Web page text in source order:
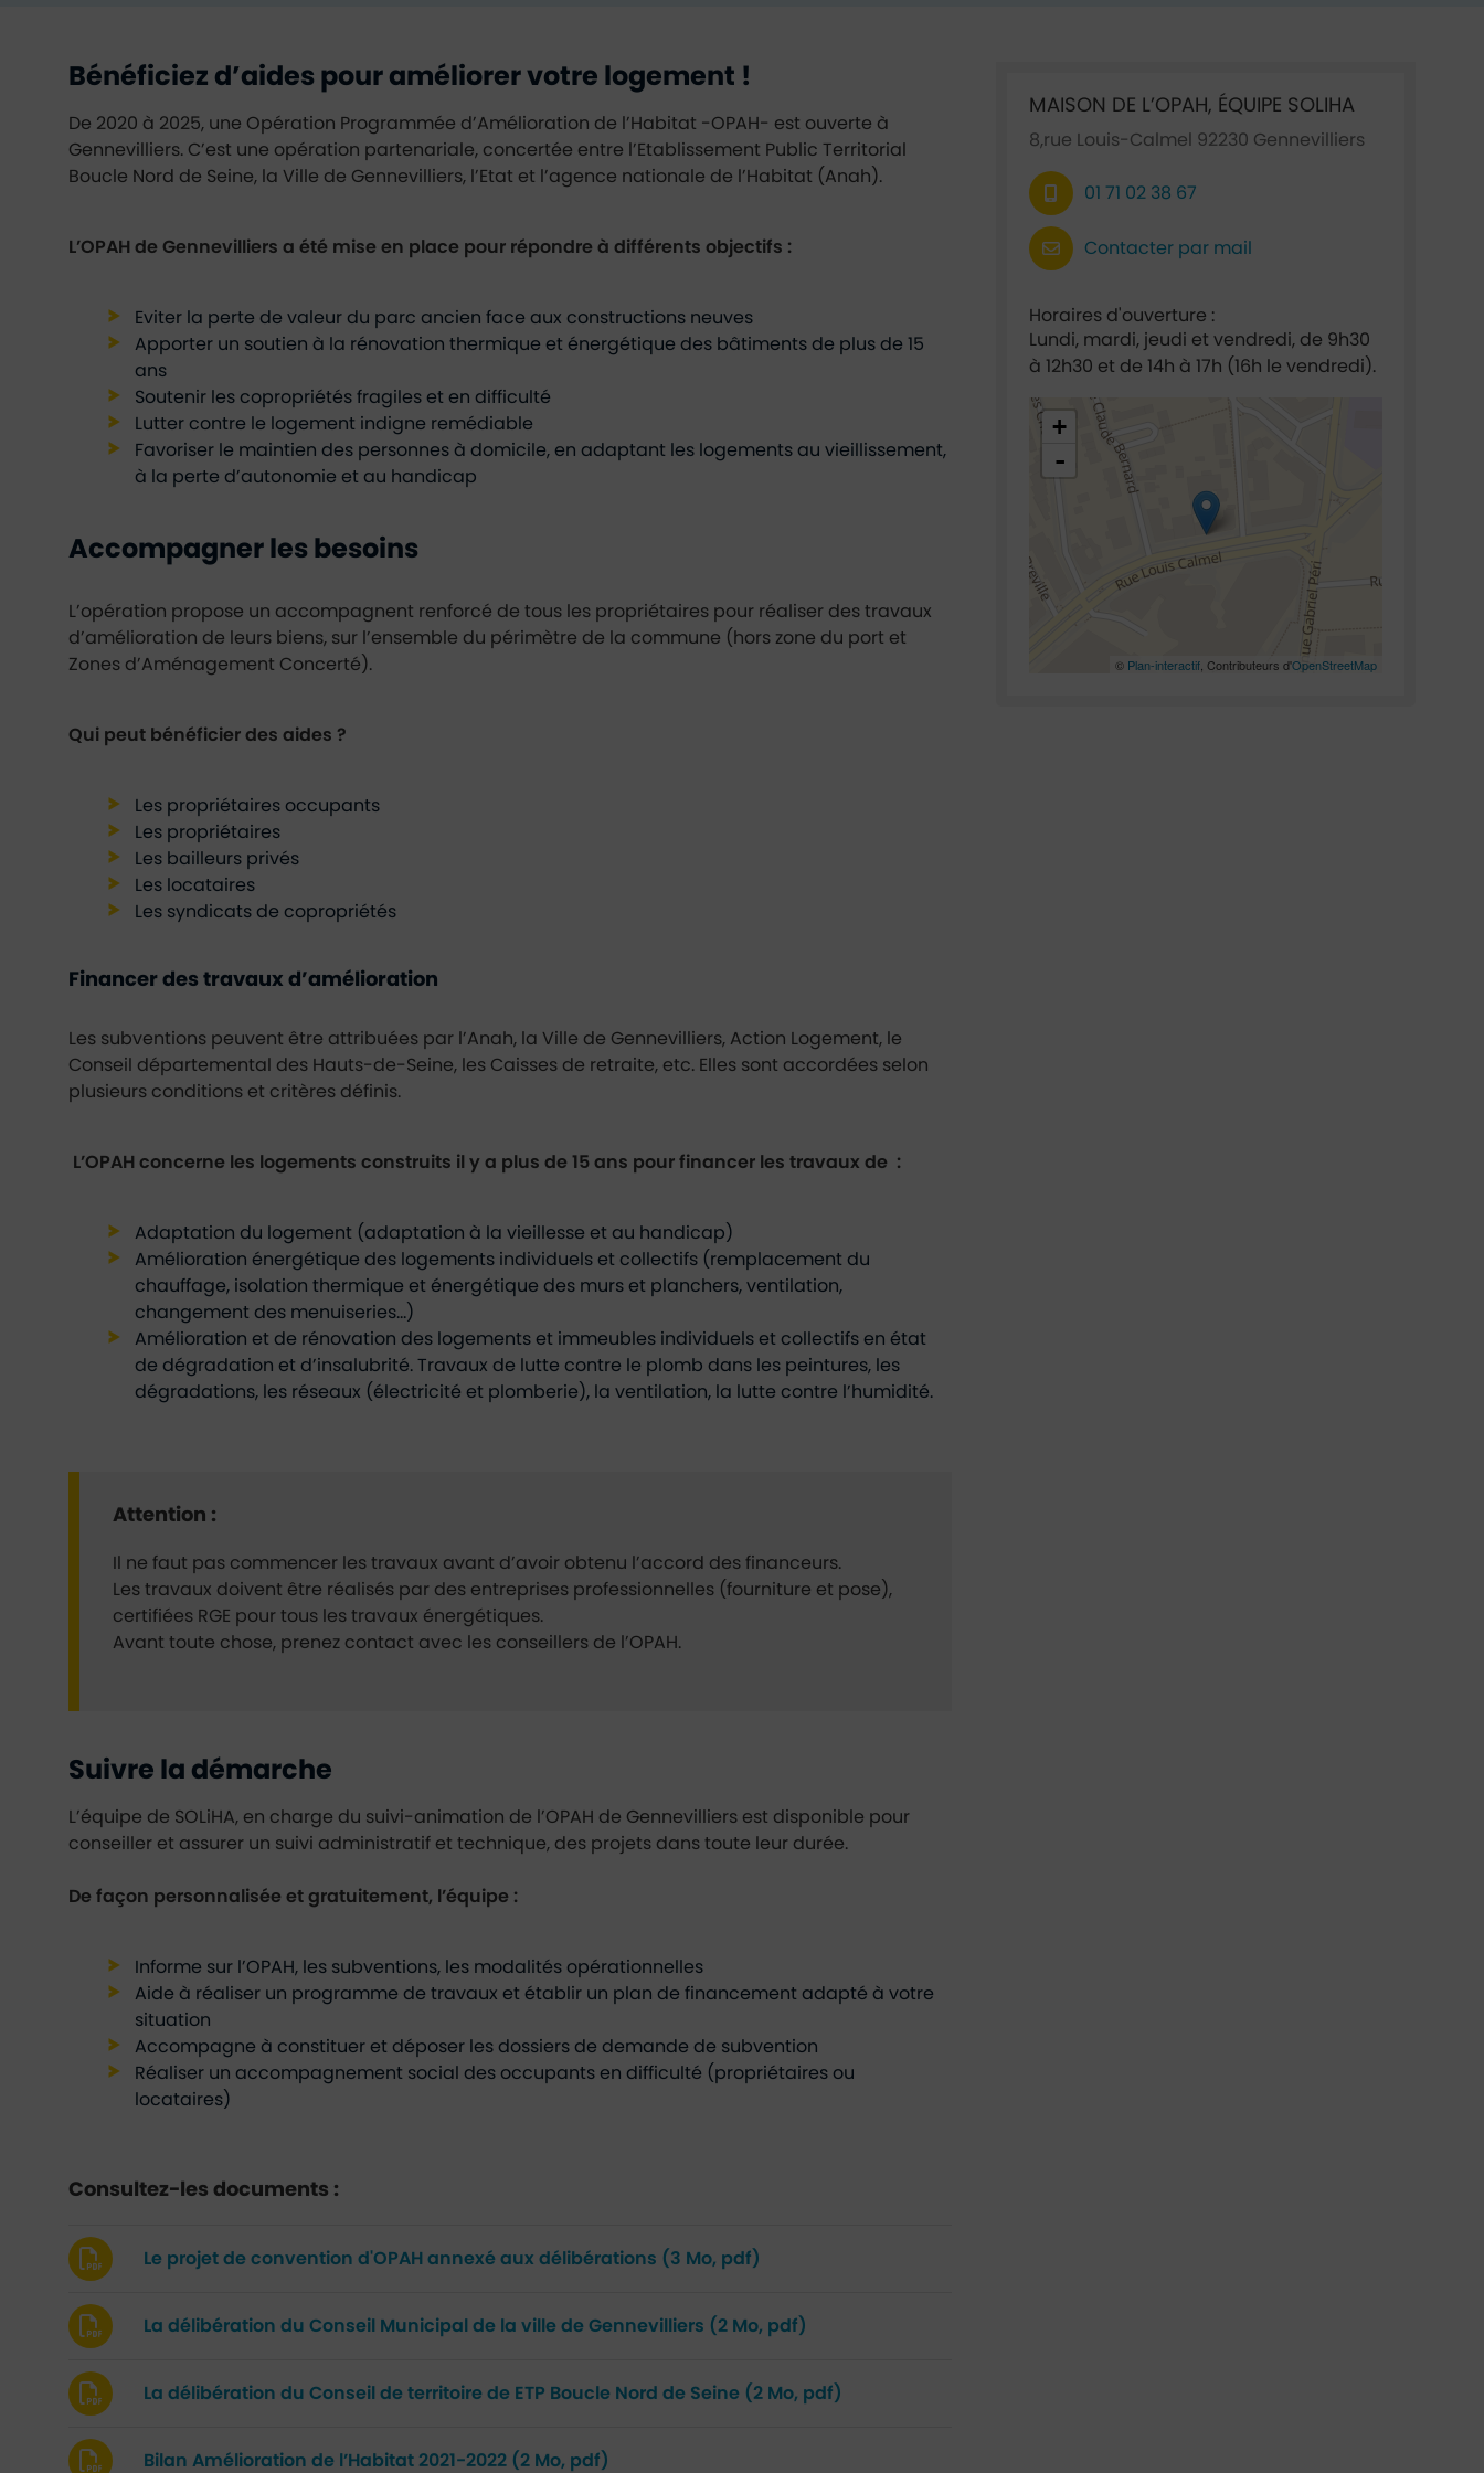
Bénéficiez d’aides pour améliorer votre logement !
De 2020 à 2025, une Opération Programmée d’Amélioration de l’Habitat -OPAH- est ouverte à
Gennevilliers. C’est une opération partenariale, concertée entre l’Etablissement Public Territorial
Boucle Nord de Seine, la Ville de Gennevilliers, l’Etat et l’agence nationale de l’Habitat (Anah).
L’OPAH de Gennevilliers a été mise en place pour répondre à différents objectifs :
Eviter la perte de valeur du parc ancien face aux constructions neuves
Apporter un soutien à la rénovation thermique et énergétique des bâtiments de plus de 15
ans
Soutenir les copropriétés fragiles et en difficulté
Lutter contre le logement indigne remédiable
Favoriser le maintien des personnes à domicile, en adaptant les logements au vieillissement,
à la perte d’autonomie et au handicap
Accompagner les besoins
L’opération propose un accompagnent renforcé de tous les propriétaires pour réaliser des travaux
d’amélioration de leurs biens, sur l’ensemble du périmètre de la commune (hors zone du port et
Zones d’Aménagement Concerté).
Qui peut bénéficier des aides ?
Les propriétaires occupants
Les propriétaires
Les bailleurs privés
Les locataires
Les syndicats de copropriétés
Financer des travaux d’amélioration
Les subventions peuvent être attribuées par l’Anah, la Ville de Gennevilliers, Action Logement, le
Conseil départemental des Hauts-de-Seine, les Caisses de retraite, etc. Elles sont accordées selon
plusieurs conditions et critères définis.
L’OPAH concerne les logements construits il y a plus de 15 ans pour financer les travaux de :
Adaptation du logement (adaptation à la vieillesse et au handicap)
Amélioration énergétique des logements individuels et collectifs (remplacement du
chauffage, isolation thermique et énergétique des murs et planchers, ventilation,
changement des menuiseries…)
Amélioration et de rénovation des logements et immeubles individuels et collectifs en état
de dégradation et d’insalubrité. Travaux de lutte contre le plomb dans les peintures, les
dégradations, les réseaux (électricité et plomberie), la ventilation, la lutte contre l’humidité.
Attention :
Il ne faut pas commencer les travaux avant d’avoir obtenu l’accord des financeurs.
Les travaux doivent être réalisés par des entreprises professionnelles (fourniture et pose),
certifiées RGE pour tous les travaux énergétiques.
Avant toute chose, prenez contact avec les conseillers de l’OPAH.
Suivre la démarche
L’équipe de SOLiHA, en charge du suivi-animation de l’OPAH de Gennevilliers est disponible pour
conseiller et assurer un suivi administratif et technique, des projets dans toute leur durée.
De façon personnalisée et gratuitement, l’équipe :
Informe sur l’OPAH, les subventions, les modalités opérationnelles
Aide à réaliser un programme de travaux et établir un plan de financement adapté à votre
situation
Accompagne à constituer et déposer les dossiers de demande de subvention
Réaliser un accompagnement social des occupants en difficulté (propriétaires ou
locataires)
Consultez-les documents :
Le projet de convention d'OPAH annexé aux délibérations (3 Mo, pdf)
La délibération du Conseil Municipal de la ville de Gennevilliers (2 Mo, pdf)
La délibération du Conseil de territoire de ETP Boucle Nord de Seine (2 Mo, pdf)
Bilan Amélioration de l’Habitat 2021-2022 (2 Mo, pdf)
MAISON DE L’OPAH, ÉQUIPE SOLIHA
8,rue Louis-Calmel 92230 Gennevilliers
01 71 02 38 67
Contacter par mail
Horaires d'ouverture :
Lundi, mardi, jeudi et vendredi, de 9h30
à 12h30 et de 14h à 17h (16h le vendredi).
48.92673,2.293539
+
-
© Plan-interactif , Contributeurs d'OpenStreetMap